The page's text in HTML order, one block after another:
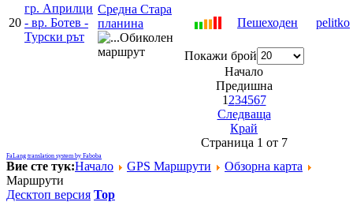
Покажи брой
Начало
Предишна
1 234567
Следваща
Край
Страница 1 от 7
20
гр. Априлци
- вр. Ботев -
Турски рът
Средна Стара
планина
Пешеходен pelitko
FaLang translation system by Faboba
Вие сте тук:Начало GPS Mаршрути
Обзорна карта
Маршрути
Десктоп версия Top